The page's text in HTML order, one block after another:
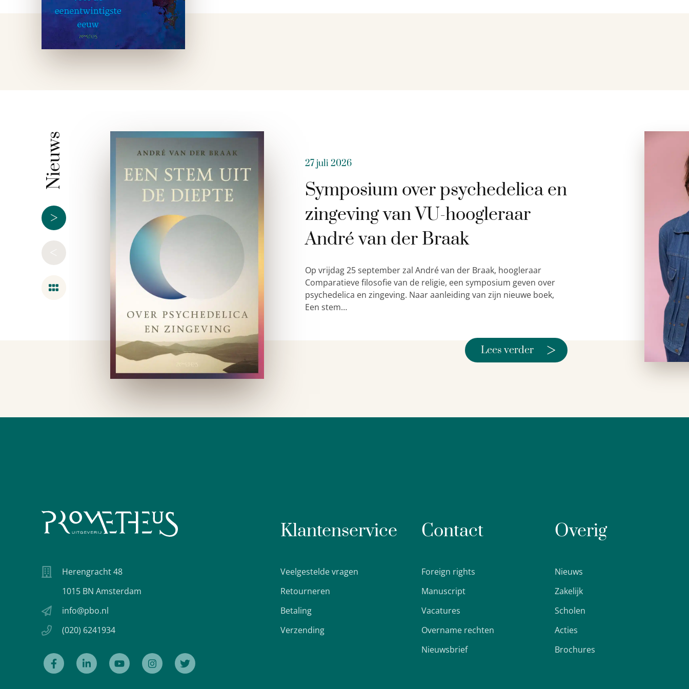
Nieuws
>
<
27 juli 2026
Symposium over psychedelica en
zingeving van VU-hoogleraar
André van der Braak
Op vrijdag 25 september zal André van der Braak, hoogleraar
Comparatieve filosofie van de religie, een symposium geven over
psychedelica en zingeving. Naar aanleiding van zijn nieuwe boek,
Een stem…
Lees verder >
Herengracht 48
1015 BN Amsterdam
info@pbo.nl
(020) 6241934
Klantenservice
Veelgestelde vragen
Retourneren
Betaling
Verzending
Contact
Foreign rights
Manuscript
Vacatures
Overname rechten
Nieuwsbrief
Overig
Nieuws
Zakelijk
Scholen
Acties
Brochures